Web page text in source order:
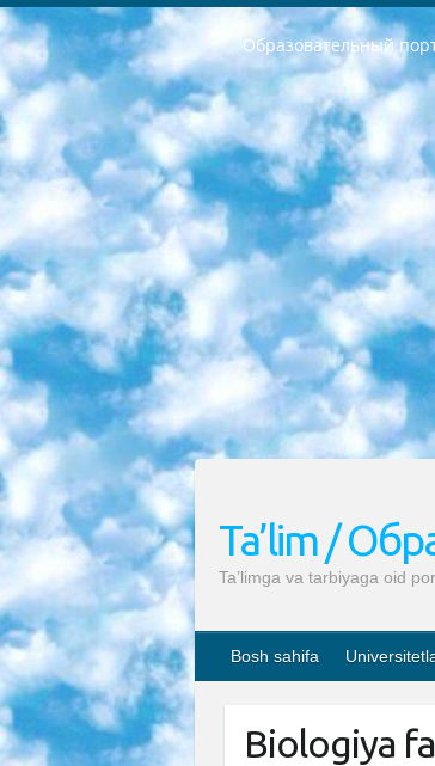
Образовательный
РЕСПУБЛИКА УЗБЕКИСТАН МИНИСТРЕРСТВО ДОШКОЛЬНОГО И ШКОЛЬНОГО ОБРАЗОВАНИЯ КОМАНДА в общеобразовательных учреждениях в 2023-2024 учебном году организация и проведение итоговой государственной аттестации обучающихся о Министра дошкольного и школьного образования Республики Узбекистан от 4 марта 2008 года (постановлением Минюста от 20 марта 2008 года № 1778 государственной регистрации) «Итоговое состояние учащихся общего среднего образования на основании положения об утверждении положения об аттестации общего среднего образования выпускной экзамен студентов в образовательных учреждениях в 2023-2024 учебном году В целях организации и прохождения аттестации приказываю: 1. Следующее: перечень предметов, по которым будет проводиться итоговая государственная аттестация и экзамен формы перевода согласно приложению 1; сертификаты международного образца, оценивающие уровень владения иностранными языками перечень согласно приложению 2; 2. Педагогический при специализированных образовательных учреждениях. научно-практический центр квалификации и международной оценки (Д.Давидова) 2024 г. До 25 марта: задания по предметам, по которым будет проводиться итоговая аттестация разработка и утверждение технических условий; итоговая аттестация на основании разработанного предметного задания разработка вопросов по предметам (устно и письменно), экзамен передача; общеобразовательные средние школы и специальные учебные заведения учащиеся выпускных классов школ и интернатов в агентской системе подготовка базы данных экзаменационных материалов и критериев оценки; перевод базы экзаменационных материалов на все языки
Ta’lim /
Ta’limga va tarbiyaga oid
Bosh sahifa
Biologiya